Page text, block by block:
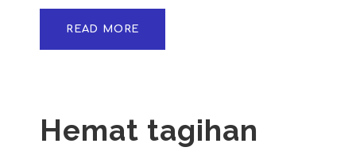
READ MORE
Hemat tagihan